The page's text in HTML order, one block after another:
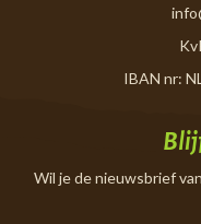
IBAN nr:
Wil je de nieuwsbrief